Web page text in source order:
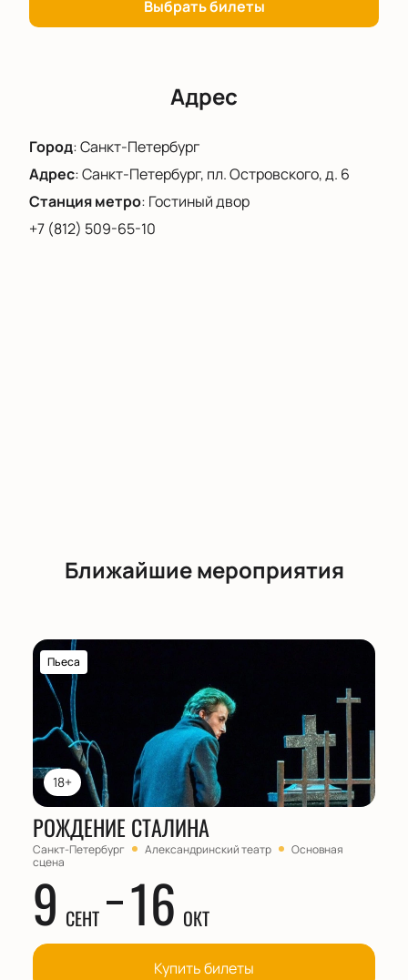
философских размышлений вместе с нами. Купить
одного из самых интересных событий сезона в
Александринском театре.
Выбрать билеты
Адрес
Город:Санкт-Петербург
Адрес:Санкт-Петербург, пл. Островского, д. 6
Станция метро: Гостиный двор
+7 (812) 509-65-10
Ближайшие мероприятия
18+
Пьеса
РОЖДЕНИЕ СТАЛИНА
Санкт-Петербург Александринский театр
Основная
сцена
9 СЕНТ 16 ОКТ
Купить билеты